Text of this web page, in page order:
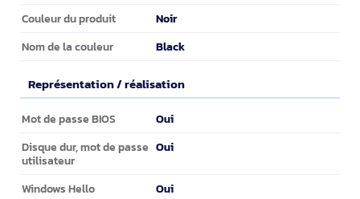
Couleur du produit Noir
Nom de la couleur Black
Représentation / réalisation
Représentation / réalisation
Mot de passe BIOS Oui
Disque dur, mot de passe
utilisateur
Oui
Windows Hello Oui